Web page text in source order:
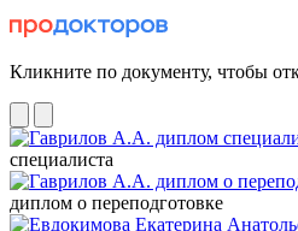
Кликните по документу, чтобы
специалиста
диплом о переподготовке